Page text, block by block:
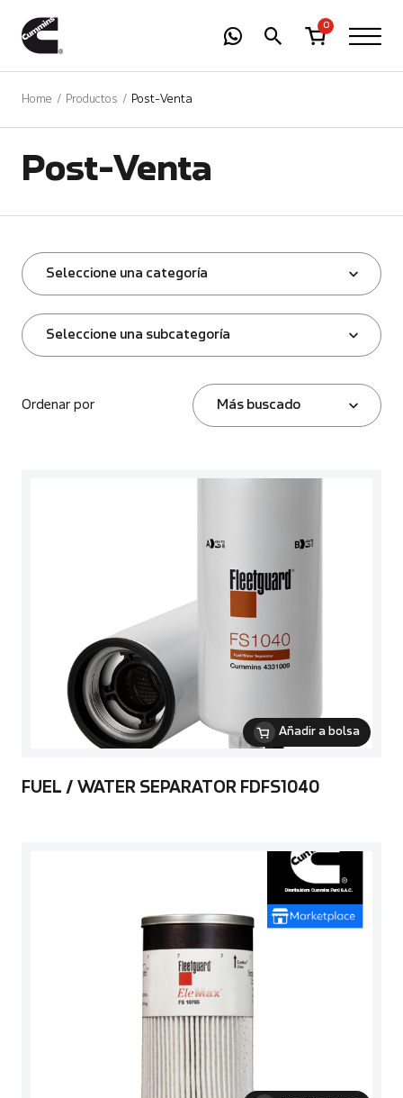
0
Home Productos Post-Venta
Post-Venta
Seleccione una categoría
Seleccione una subcategoría
Ordenar por Más buscado
Añadir a bolsa
FUEL / WATER SEPARATOR FDFS1040